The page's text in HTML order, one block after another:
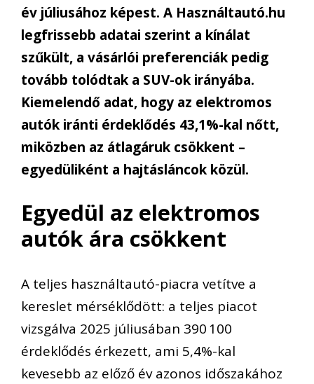
év júliusához képest. A Használtautó.hu
legfrissebb adatai szerint a kínálat
szűkült, a vásárlói preferenciák pedig
tovább tolódtak a SUV-ok irányába.
Kiemelendő adat, hogy az elektromos
autók iránti érdeklődés 43,1%-kal nőtt,
miközben az átlagáruk csökkent –
egyedüliként a hajtásláncok közül.
Egyedül az elektromos
autók ára csökkent
A teljes használtautó-piacra vetítve a
kereslet mérséklődött: a teljes piacot
vizsgálva 2025 júliusában 390 100
érdeklődés érkezett, ami 5,4%-kal
kevesebb az előző év azonos időszakához